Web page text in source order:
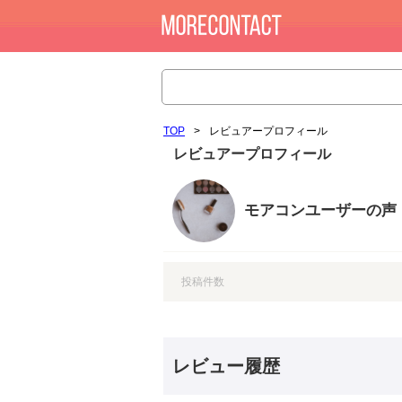
TOP > レビュアープロフィール
レビュアープロフィール
モアコンユーザーの声
投稿件数
レビュー履歴